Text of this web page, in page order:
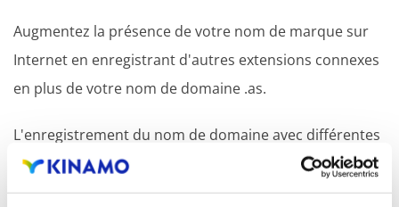
Augmentez la présence de votre nom de marque sur
Internet en enregistrant d'autres extensions connexes
en plus de votre nom de domaine .as.
L'enregistrement du nom de domaine avec différentes
extensions offre l'avantage d'une visibilité accrue dans
les moteurs de recherche, d'une présence